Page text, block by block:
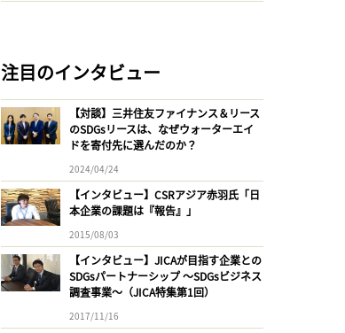
注目のインタビュー
【対談】三井住友ファイナンス＆リース
のSDGsリースは、なぜウォーターエイ
ドを寄付先に選んだのか？
2024/04/24
【インタビュー】CSRアジア赤羽氏「日
本企業の課題は『報告』」
2015/08/03
【インタビュー】JICAが目指す企業との
SDGsパートナーシップ 〜SDGsビジネス
調査事業〜（JICA特集第1回）
2017/11/16